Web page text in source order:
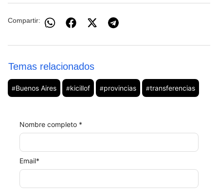
Compartir:
Temas relacionados
#Buenos Aires #kicillof #provincias #transferencias
Nombre completo *
Email*